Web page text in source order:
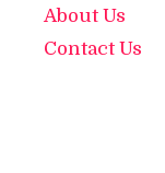
About Us
Contact Us